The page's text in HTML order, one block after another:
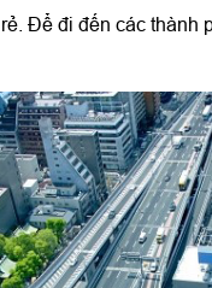
Để đi đến các thành